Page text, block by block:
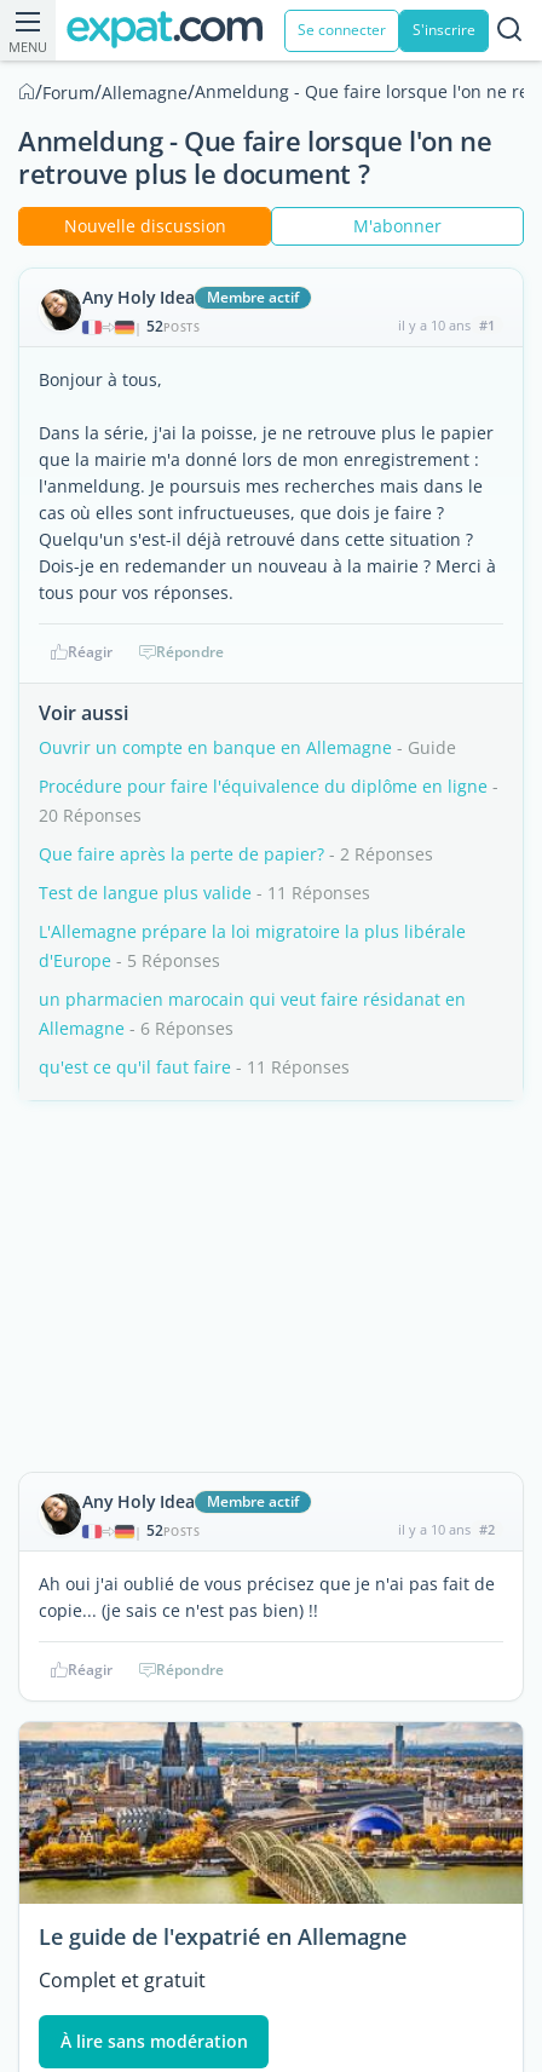
MENU
Se connecter S'inscrire
/Forum/Allemagne/Anmeldung - Que faire lorsque l'on ne
Anmeldung - Que faire lorsque l'on ne
retrouve plus le document ?
Nouvelle discussion M'abonner
Any Holy Idea Membre actif
| 52POSTS il y a 10 ans #1
Bonjour à tous,
Dans la série, j'ai la poisse, je ne retrouve plus le papier
que la mairie m'a donné lors de mon enregistrement :
l'anmeldung. Je poursuis mes recherches mais dans le
cas où elles sont infructueuses, que dois je faire ?
Quelqu'un s'est-il déjà retrouvé dans cette situation ?
Dois-je en redemander un nouveau à la mairie ? Merci à
tous pour vos réponses.
Réagir Répondre
Voir aussi
Ouvrir un compte en banque en Allemagne - Guide
Procédure pour faire l'équivalence du diplôme en ligne -
20 Réponses
Que faire après la perte de papier? - 2 Réponses
Test de langue plus valide - 11 Réponses
L'Allemagne prépare la loi migratoire la plus libérale
d'Europe - 5 Réponses
un pharmacien marocain qui veut faire résidanat en
Allemagne - 6 Réponses
qu'est ce qu'il faut faire - 11 Réponses
Any Holy Idea Membre actif
| 52POSTS il y a 10 ans #2
Ah oui j'ai oublié de vous précisez que je n'ai pas fait de
copie... (je sais ce n'est pas bien) !!
Réagir Répondre
Le guide de l'expatrié en Allemagne
Complet et gratuit
À lire sans modération